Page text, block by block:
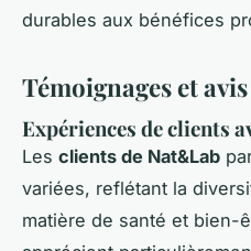
durables aux bénéfices
Témoignages et
Expériences de clients
Les clients de Nat&Lab
variées, reflétant la
matière de santé et bien-